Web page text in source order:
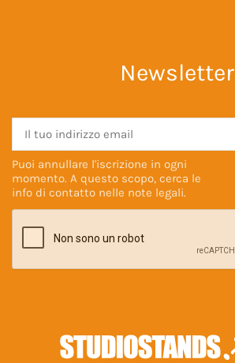
Newsletter
Puoi annullare l'iscrizione in ogni
momento. A questo scopo, cerca le
info di contatto nelle note legali.